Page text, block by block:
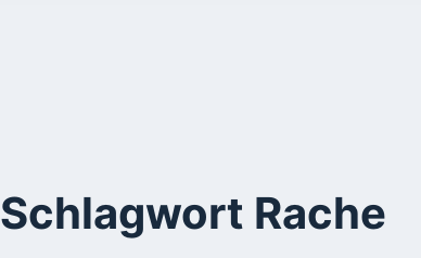
Schlagwort Rache